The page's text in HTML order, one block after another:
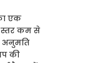
एक
स्तर कम से
अनुमति
की